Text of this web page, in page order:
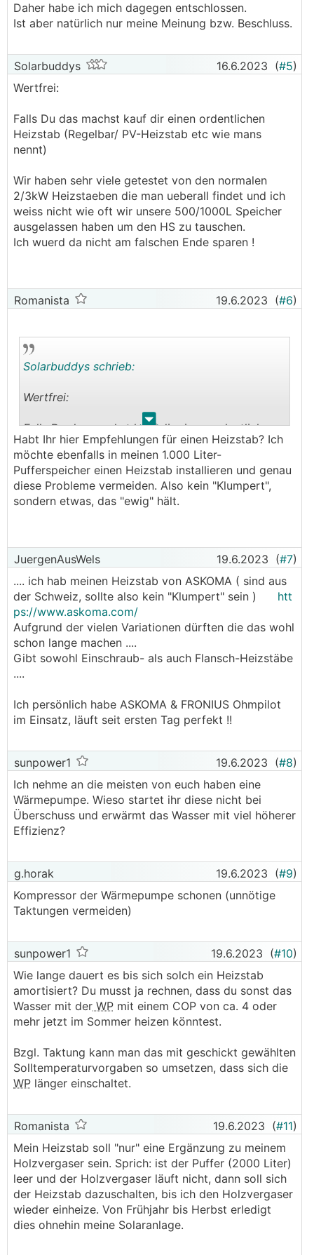
Daher habe ich mich dagegen entschlossen.
Ist aber natürlich nur meine Meinung bzw. Beschluss.
Solarbuddys 16.6.2023 (#5)
Wertfrei:
Falls Du das machst kauf dir einen ordentlichen
Heizstab (Regelbar/ PV-Heizstab etc wie mans
nennt)
Wir haben sehr viele getestet von den normalen
2/3kW Heizstaeben die man ueberall findet und ich
weiss nicht wie oft wir unsere 500/1000L Speicher
ausgelassen haben um den HS zu tauschen.
Ich wuerd da nicht am falschen Ende sparen !
Romanista 19.6.2023 (#6)
. .
Solarbuddys schrieb:
Wertfrei:
Falls Du das machst kauf dir einen ordentlichen
Heizstab (Regelbar/ PV-Heizstab etc wie mans
nennt)
Wir haben sehr viele getestet von den normalen
2/3kW Heizstaeben die man ueberall findet und
tauschen.
Ich wuerd da nicht am falschen Ende sparen !
Habt Ihr hier Empfehlungen für einen Heizstab? Ich
möchte ebenfalls in meinen 1.000 Liter-
Pufferspeicher einen Heizstab installieren und genau
diese Probleme vermeiden. Also kein "Klumpert",
sondern etwas, das "ewig" hält.
JuergenAusWels 19.6.2023 (#7)
.... ich hab meinen Heizstab von ASKOMA ( sind aus
der Schweiz, sollte also kein "Klumpert" sein ) htt
ps://www.askoma.com/
Aufgrund der vielen Variationen dürften die das wohl
schon lange machen ....
Gibt sowohl Einschraub- als auch Flansch-Heizstäbe
....
Ich persönlich habe ASKOMA & FRONIUS Ohmpilot
im Einsatz, läuft seit ersten Tag perfekt !!
sunpower1 19.6.2023 (#8)
Ich nehme an die meisten von euch haben eine
Wärmepumpe. Wieso startet ihr diese nicht bei
Überschuss und erwärmt das Wasser mit viel höherer
Effizienz?
g.horak 19.6.2023 (#9)
Kompressor der Wärmepumpe schonen (unnötige
Taktungen vermeiden)
sunpower1 19.6.2023 (#10)
Wie lange dauert es bis sich solch ein Heizstab
amortisiert? Du musst ja rechnen, dass du sonst das
Wasser mit der WP mit einem COP von ca. 4 oder
mehr jetzt im Sommer heizen könntest.
Bzgl. Taktung kann man das mit geschickt gewählten
Solltemperaturvorgaben so umsetzen, dass sich die
WP länger einschaltet.
Romanista 19.6.2023 (#11)
Mein Heizstab soll "nur" eine Ergänzung zu meinem
Holzvergaser sein. Sprich: ist der Puffer (2000 Liter)
leer und der Holzvergaser läuft nicht, dann soll sich
der Heizstab dazuschalten, bis ich den Holzvergaser
wieder einheize. Von Frühjahr bis Herbst erledigt
dies ohnehin meine Solaranlage.